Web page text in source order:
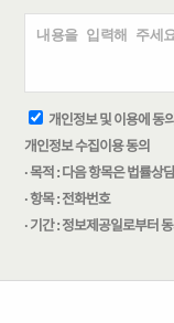
개인정보 및 이용에 동
개인정보 수집이용 동의
· 목적 : 다음 항목은 법률상
· 항목 : 전화번호
· 기간 : 정보제공일로부터